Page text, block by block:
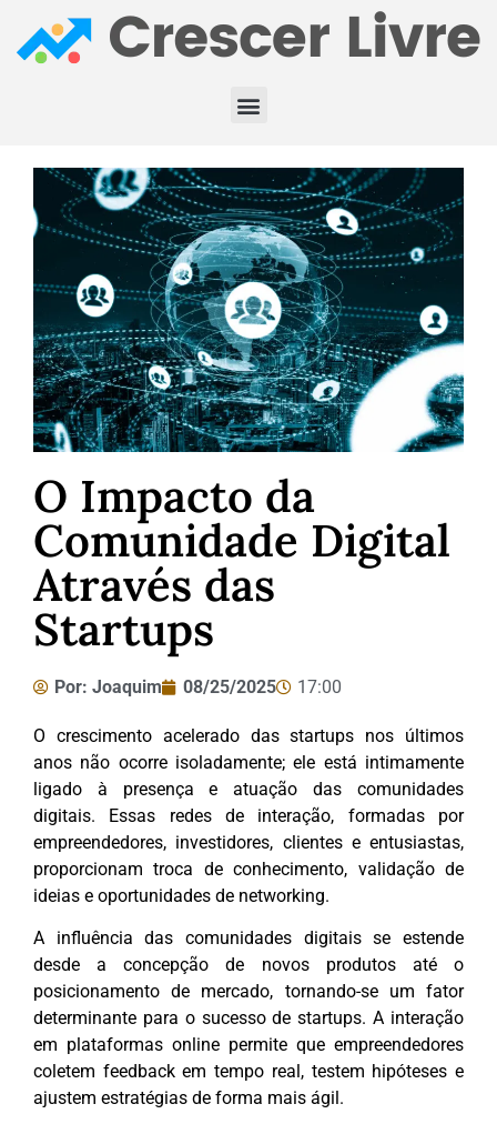
O Impacto da
Comunidade Digital
Através das
Startups
Por: Joaquim 08/25/2025 17:00
O crescimento acelerado das startups nos últimos
anos não ocorre isoladamente; ele está intimamente
ligado à presença e atuação das comunidades
digitais. Essas redes de interação, formadas por
empreendedores, investidores, clientes e entusiastas,
proporcionam troca de conhecimento, validação de
ideias e oportunidades de networking.
A influência das comunidades digitais se estende
desde a concepção de novos produtos até o
posicionamento de mercado, tornando-se um fator
determinante para o sucesso de startups. A interação
em plataformas online permite que empreendedores
coletem feedback em tempo real, testem hipóteses e
ajustem estratégias de forma mais ágil.